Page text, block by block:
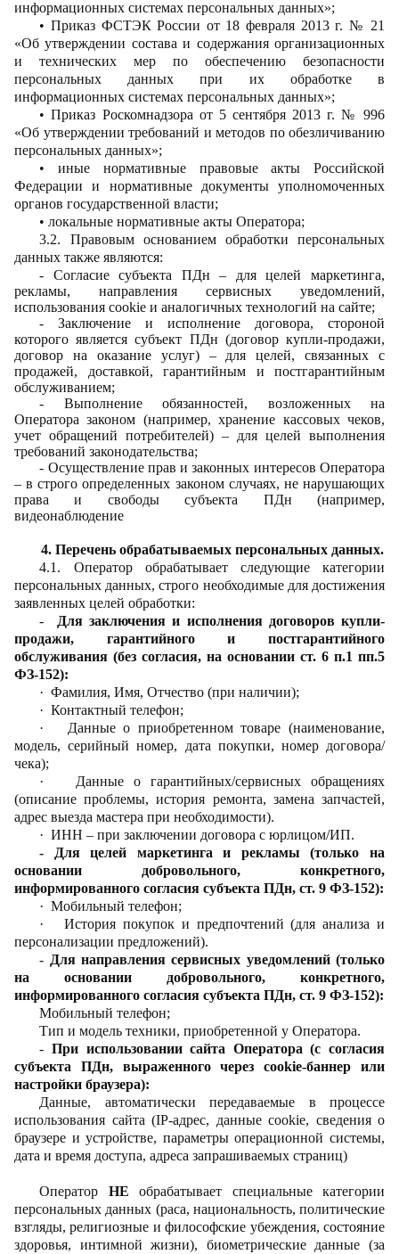
информационных системах персональных данных»;
• Приказ ФСТЭК России от 18 февраля 2013 г. № 21
«Об утверждении состава и содержания организационных
и технических мер по обеспечению безопасности
персональных данных при их обработке в
информационных системах персональных данных»;
• Приказ Роскомнадзора от 5 сентября 2013 г. № 996
«Об утверждении требований и методов по обезличиванию
персональных данных»;
• иные нормативные правовые акты Российской
Федерации и нормативные документы уполномоченных
органов государственной власти;
• локальные нормативные акты Оператора;
3.2. Правовым основанием обработки персональных
данных также являются:
- Согласие субъекта ПДн – для целей маркетинга,
рекламы, направления сервисных уведомлений,
использования cookie и аналогичных технологий на сайте;
- Заключение и исполнение договора, стороной
которого является субъект ПДн (договор купли-продажи,
договор на оказание услуг) – для целей, связанных с
продажей, доставкой, гарантийным и постгарантийным
обслуживанием;
- Выполнение обязанностей, возложенных на
Оператора законом (например, хранение кассовых чеков,
учет обращений потребителей) – для целей выполнения
требований законодательства;
- Осуществление прав и законных интересов Оператора
– в строго определенных законом случаях, не нарушающих
права и свободы субъекта ПДн (например,
видеонаблюдение
4. Перечень обрабатываемых персональных данных.
4.1. Оператор обрабатывает следующие категории
персональных данных, строго необходимые для достижения
заявленных целей обработки:
-
Для заключения и исполнения договоров купли-
продажи, гарантийного и постгарантийного
обслуживания (без согласия, на основании ст. 6 п.1 пп.5
ФЗ-152):
· Фамилия, Имя, Отчество (при наличии);
· Контактный телефон;
·
Данные о приобретенном товаре (наименование,
модель, серийный номер, дата покупки, номер договора/
чека);
·
Данные о гарантийных/сервисных обращениях
(описание проблемы, история ремонта, замена запчастей,
адрес выезда мастера при необходимости).
· ИНН – при заключении договора с юрлицом/ИП.
- Для целей маркетинга и рекламы (только на
основании добровольного, конкретного,
информированного согласия субъекта ПДн, ст. 9 ФЗ-152):
· Мобильный телефон;
·
История покупок и предпочтений (для анализа и
персонализации предложений).
- Для направления сервисных уведомлений (только
на основании добровольного, конкретного,
информированного согласия субъекта ПДн, ст. 9 ФЗ-152):
Мобильный телефон;
Тип и модель техники, приобретенной у Оператора.
- При использовании сайта Оператора (с согласия
субъекта ПДн, выраженного через cookie-баннер или
настройки браузера):
Данные, автоматически передаваемые в процессе
использования сайта (IP-адрес, данные cookie, сведения о
браузере и устройстве, параметры операционной системы,
дата и время доступа, адреса запрашиваемых страниц)
Оператор НЕобрабатывает специальные категории
персональных данных (раса, национальность, политические
взгляды, религиозные и философские убеждения, состояние
здоровья, интимной жизни), биометрические данные (за